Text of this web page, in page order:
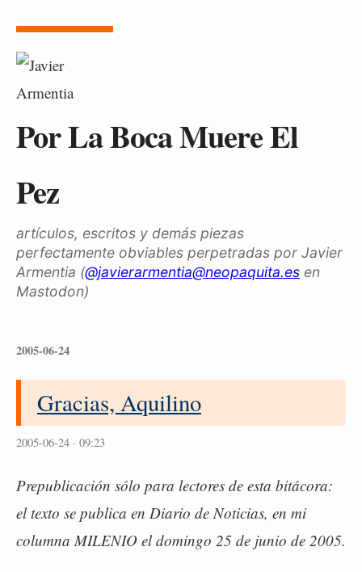
Por La Boca Muere El
Pez
artículos, escritos y demás piezas
perfectamente obviables perpetradas por Javier
Armentia (@javierarmentia@neopaquita.es en
Mastodon)
2005-06-24
Gracias, Aquilino
2005-06-24 · 09:23
Prepublicación sólo para lectores de esta bitácora:
el texto se publica en Diario de Noticias, en mi
columna MILENIO el domingo 25 de junio de 2005.